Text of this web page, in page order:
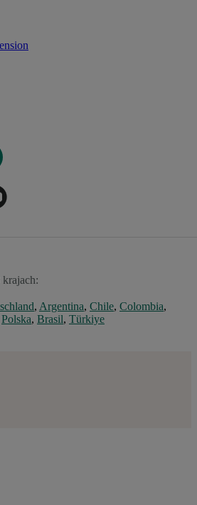
, Argentina, Chile, Colombia,
Polska, Brasil, Türkiye